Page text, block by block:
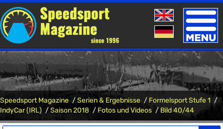
Toggle
Speedsport Magazine Serien & Ergebnisse
Formelsport Stufe 1
IndyCar (IRL)
Saison 2018 Fotos und Videos Bild 40/44